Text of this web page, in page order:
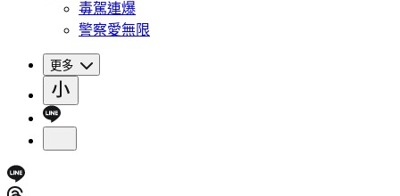
毒駕連爆
警察愛無限
更多